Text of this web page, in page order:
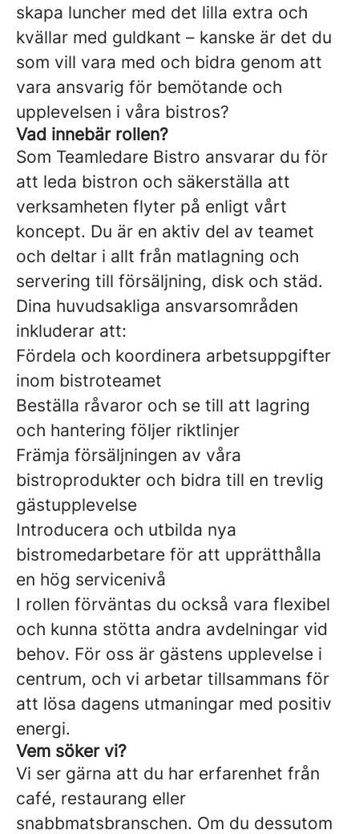
skapa luncher med det lilla extra och
kvällar med guldkant – kanske är det du
som vill vara med och bidra genom att
vara ansvarig för bemötande och
upplevelsen i våra bistros?
Vad innebär rollen?
Som Teamledare Bistro ansvarar du för
att leda bistron och säkerställa att
verksamheten flyter på enligt vårt
koncept. Du är en aktiv del av teamet
och deltar i allt från matlagning och
servering till försäljning, disk och städ.
Dina huvudsakliga ansvarsområden
inkluderar att:
Fördela och koordinera arbetsuppgifter
inom bistroteamet
Beställa råvaror och se till att lagring
och hantering följer riktlinjer
Främja försäljningen av våra
bistroprodukter och bidra till en trevlig
gästupplevelse
Introducera och utbilda nya
bistromedarbetare för att upprätthålla
en hög servicenivå
I rollen förväntas du också vara flexibel
och kunna stötta andra avdelningar vid
behov. För oss är gästens upplevelse i
centrum, och vi arbetar tillsammans för
att lösa dagens utmaningar med positiv
energi.
Vem söker vi?
Vi ser gärna att du har erfarenhet från
café, restaurang eller
snabbmatsbranschen. Om du dessutom